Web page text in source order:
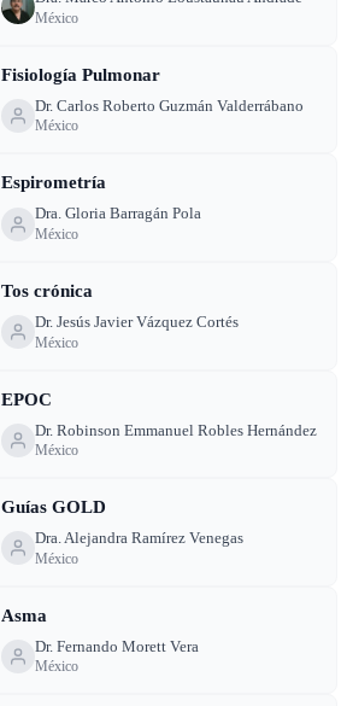
México
Fisiología Pulmonar
Dr. Carlos Roberto Guzmán Valderrábano
México
Espirometría
Dra. Gloria Barragán Pola
México
Tos crónica
Dr. Jesús Javier Vázquez Cortés
México
EPOC
Dr. Robinson Emmanuel Robles Hernández
México
Guías GOLD
Dra. Alejandra Ramírez Venegas
México
Asma
Dr. Fernando Morett Vera
México